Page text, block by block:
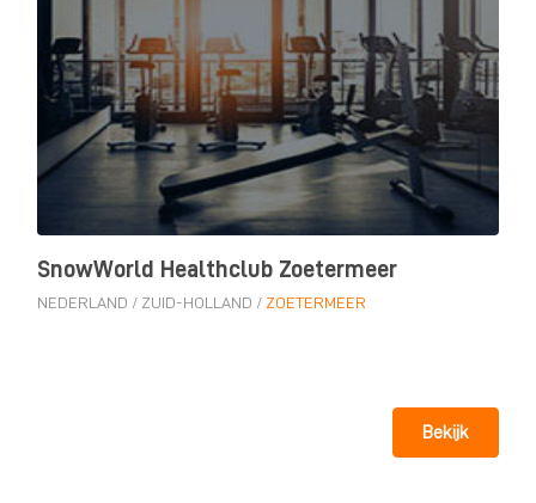
SnowWorld Healthclub Zoetermeer
NEDERLAND / ZUID-HOLLAND / ZOETERMEER
Bekijk